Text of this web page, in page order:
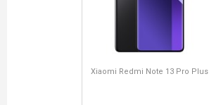
Xiaomi Redmi Note 13 Pro Plus